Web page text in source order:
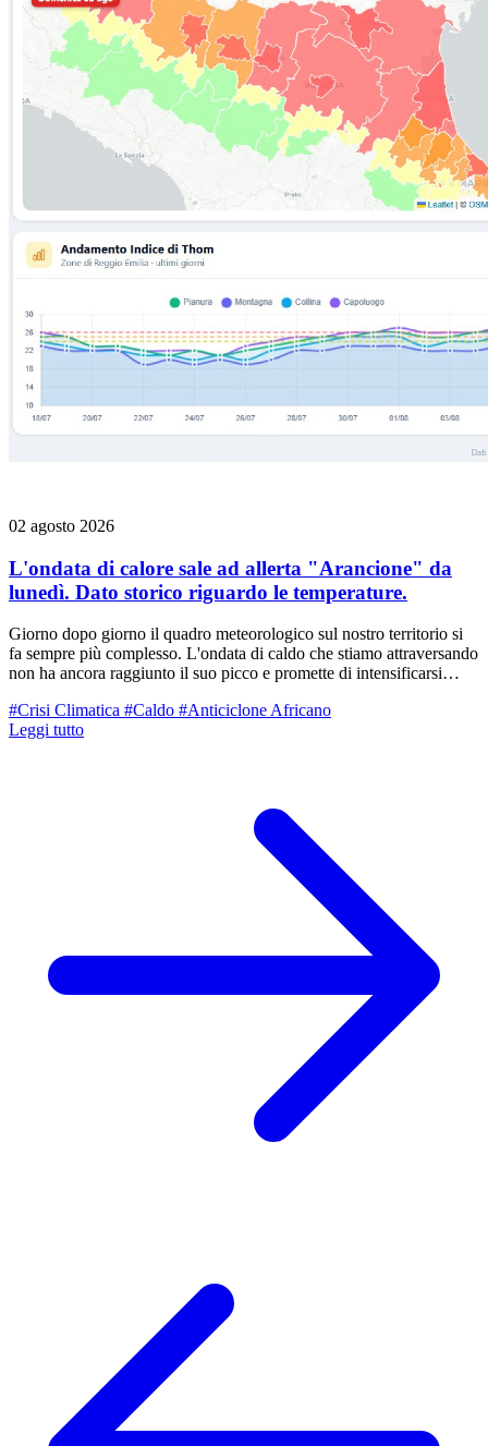
02 agosto 2026
L'ondata di calore sale ad allerta "Arancione" da
lunedì. Dato storico riguardo le temperature.
Giorno dopo giorno il quadro meteorologico sul nostro territorio si
fa sempre più complesso. L'ondata di caldo che stiamo attraversando
non ha ancora raggiunto il suo picco e promette di intensificarsi
l'Agenzia per la sicurezza territoriale, la Protezione Civile e ARPAE
hanno innalzato il livello di criticità, emettendo l'Allerta n. 084/2026
#Crisi Climatica #Caldo #Anticiclone Africano
Leggi tutto